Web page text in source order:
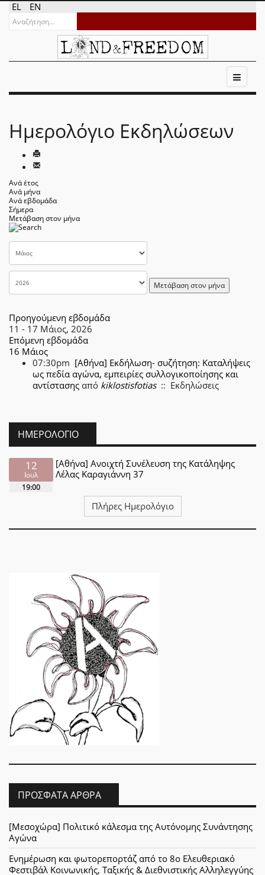
EL EN
Ημερολόγιο Εκδηλώσεων
Ανά έτος
Ανά μήνα
Ανά εβδομάδα
Σήμερα
Μετάβαση στον μήνα
Μετάβαση στον μήνα
Προηγούμενη εβδομάδα
11 - 17 Μάιος, 2026
Επόμενη εβδομάδα
16 Μάιος
07:30pm [Αθήνα] Εκδήλωση- συζήτηση: Καταλήψεις
ως πεδία αγώνα, εμπειρίες συλλογικοποίησης και
αντίστασης από kiklostisfotias:: Εκδηλώσεις
ΗΜΕΡΟΛΌΓΙΟ
12
Ιουλ
19:00
[Αθήνα] Ανοιχτή Συνέλευση της Κατάληψης
Λέλας Καραγιάννη 37
Πλήρες Ημερολόγιο
ΠΡΌΣΦΑΤΑ ΆΡΘΡΑ
[Μεσοχώρα] Πολιτικό κάλεσμα της Αυτόνομης Συνάντησης
Αγώνα
Ενημέρωση και φωτορεπορτάζ από το 8ο Ελευθεριακό
Φεστιβάλ Κοινωνικής, Ταξικής & Διεθνιστικής Αλληλεγγύης